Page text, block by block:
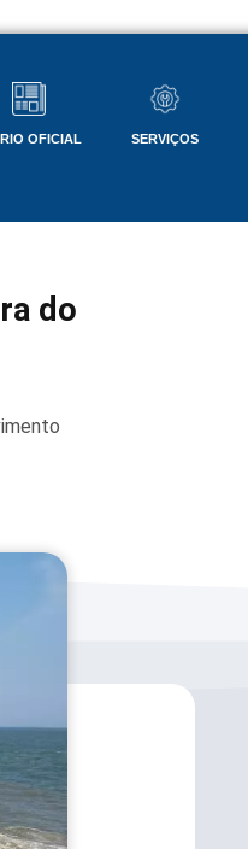
OFICIAL SERVIÇOS
do